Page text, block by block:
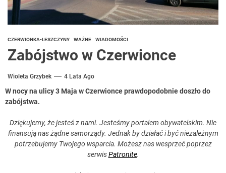
CZERWIONKA-LESZCZYNY WAŻNE WIADOMOŚCI
Zabójstwo w Czerwionce
Wioleta Grzybek 4 Lata Ago
W nocy na ulicy 3 Maja w Czerwionce prawdopodobnie doszło do
zabójstwa.
Dziękujemy, że jesteś z nami. Jesteśmy portalem obywatelskim. Nie
finansują nas żądne samorządy. Jednak by działać i być niezależnym
potrzebujemy Twojego wsparcia. Możesz nas wesprzeć poprzez
serwisPatronite.